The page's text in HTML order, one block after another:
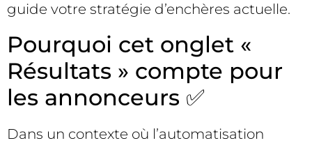
guide votre stratégie d’enchères actuelle.
Pourquoi cet onglet «
Résultats » compte pour
les annonceurs ✅
Dans un contexte où l’automatisation